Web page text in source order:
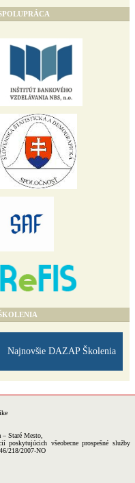
Najnovšie DAZAP Školenia
Staré Mesto,
všeobecne prospešné služby
218/2007-NO